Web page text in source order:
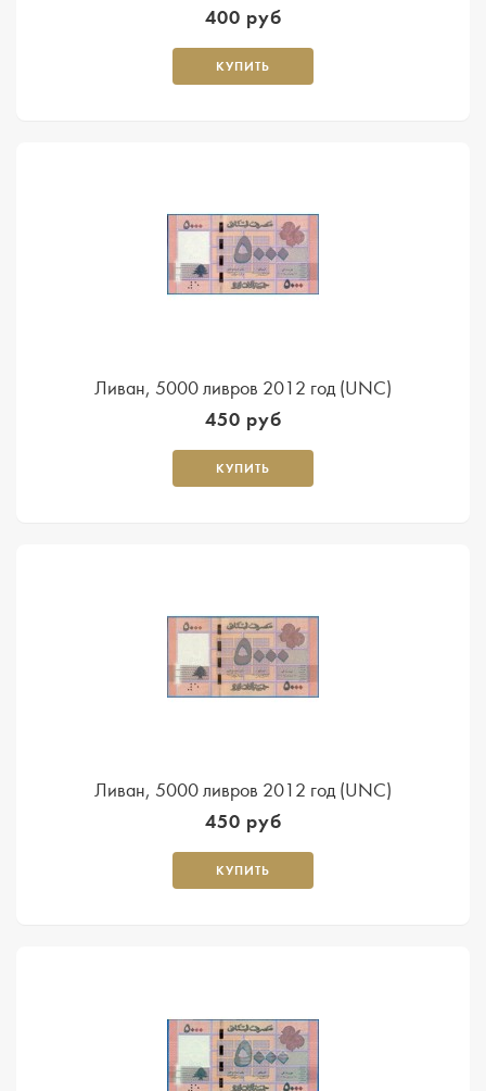
400 руб
КУПИТЬ
Ливан, 5000 ливров 2012 год (UNC)
450 руб
КУПИТЬ
Ливан, 5000 ливров 2012 год (UNC)
450 руб
КУПИТЬ